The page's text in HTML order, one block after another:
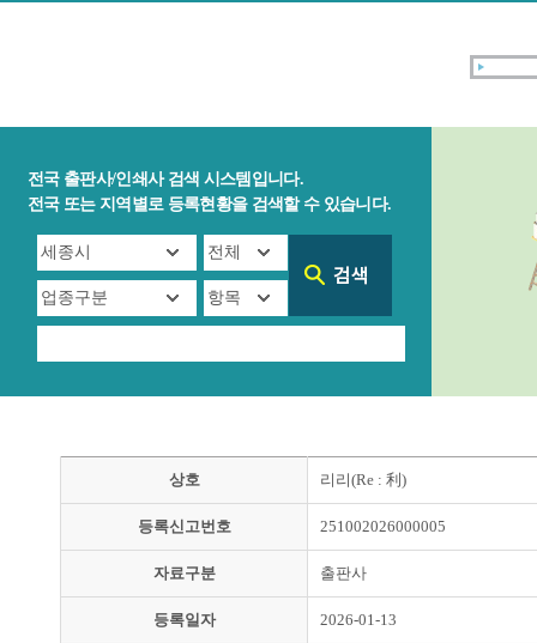
전국 출판사/인쇄사 검색 시스템입니다.
전국 또는 지역별로 등록현황을 검색할 수 있습니다.
상호 리리(Re : 利)
등록신고번호 251002026000005
자료구분 출판사
등록일자 2026-01-13